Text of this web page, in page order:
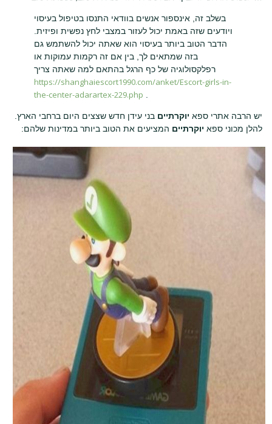
בשלב זה, אינספור אנשים בוודאי התנסו בטיפול בעיסוי
ויודעים שזה באמת יכול לעזור במצבי לחץ נפשית ופיזית.
הדבר הטוב ביותר בעיסוי הוא שאתה יכול להשתמש גם
בזה שמתאים לך, בין אם זה רקמות עמוקות או
רפלקסולוגיה של כף הרגל בהתאם למה שאתה צריך
https://shanghaiescort1990.com/anket/Escort-girls-in-
the-center-adarartex-229.php
יש הרבה אתרי ספא יוקרתיים בני עידן חדש שצצים היום ברחבי הארץ.
להלן מכוני ספא יוקרתיים המציעים את הטוב ביותר במדינות שלהם: